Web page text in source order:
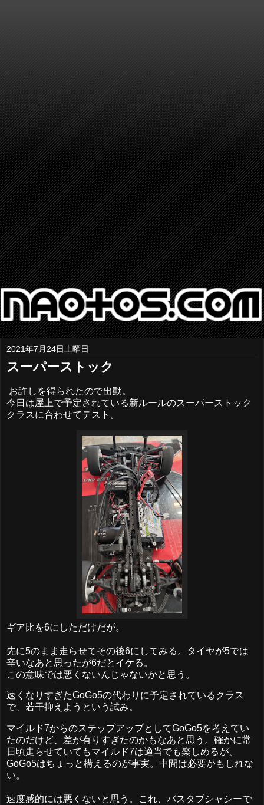
2021年7月24日土曜日
スーパーストック
お許しを得られたので出動。
今日は屋上で予定されている新ルールのスーパーストック
クラスに合わせてテスト。
ギア比を6にしただけだが。
先に5のまま走らせてその後6にしてみる。タイヤが5では
辛いなあと思ったが6だとイケる。
この意味では悪くないんじゃないかと思う。
速くなりすぎたGoGo5の代わりに予定されているクラス
で、若干抑えようという試み。
マイルド7からのステップアップとしてGoGo5を考えてい
たのだけど、差が有りすぎたのかもなあと思う。確かに常
日頃走らせていてもマイルド7は適当でも楽しめるが、
GoGo5はちょっと構えるのが事実。中間は必要かもしれな
い。
速度感的には悪くないと思う。これ、バスタブシャシーで